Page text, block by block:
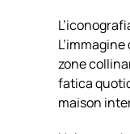
zone
fatica
maison